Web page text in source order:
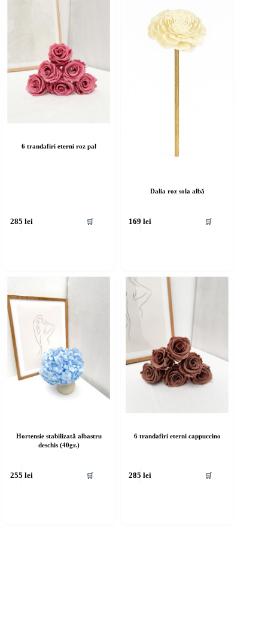
6 trandafiri eterni roz pal
285lei 🛒
Dalia roz sola albă
169lei 🛒
Hortensie stabilizată albastru
deschis (40gr.)
255lei 🛒
6 trandafiri eterni cappuccino
285lei 🛒